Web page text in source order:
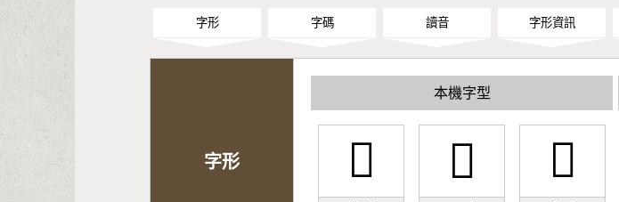
字形 字碼 讀音 字形資訊
字形
本機字型
𨧃 𨧃 𨧃